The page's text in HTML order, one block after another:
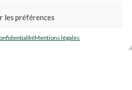
les préférences
Mentions légales
DE